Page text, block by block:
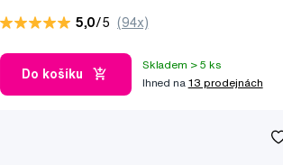
5,0/5 (94x)
Do košíku
Skladem > 5 ks
Ihned na 13 prodejnách